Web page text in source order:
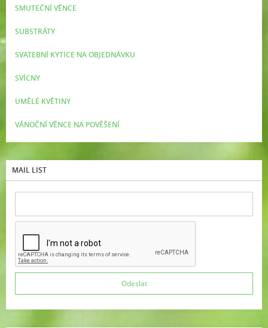
SMUTEČNÍ VĚNCE
SUBSTRÁTY
SVATEBNÍ KYTICE NA OBJEDNÁVKU
SVÍCNY
UMĚLÉ KVĚTINY
VÁNOČNÍ VĚNCE NA POVĚŠENÍ
MAIL LIST